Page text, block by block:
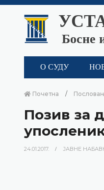
Босне
О СУДУ
Почетна
Позив за
24.01.2017. ЈАВНЕ